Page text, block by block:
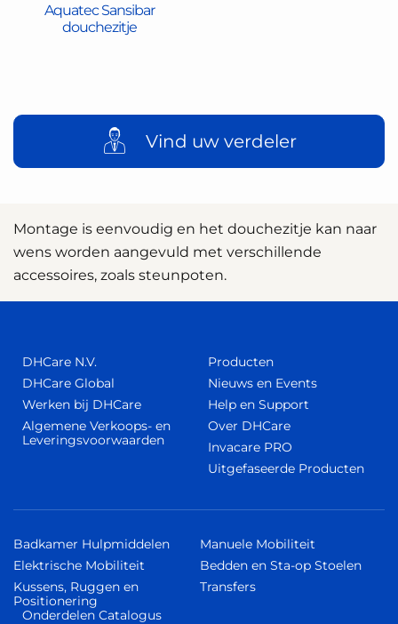
Aquatec Sansibar
douchezitje
Vind uw verdeler
Montage is eenvoudig en het douchezitje kan naar
wens worden aangevuld met verschillende
accessoires, zoals steunpoten.
DHCare N.V.
DHCare Global
Werken bij DHCare
Algemene Verkoops- en
Leveringsvoorwaarden
Producten
Nieuws en Events
Help en Support
Over DHCare
Invacare PRO
Uitgefaseerde Producten
Badkamer Hulpmiddelen
Elektrische Mobiliteit
Kussens, Ruggen en
Positionering
Manuele Mobiliteit
Bedden en Sta-op Stoelen
Transfers
Onderdelen Catalogus